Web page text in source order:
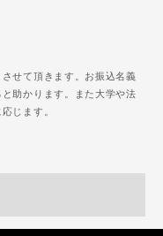
せて頂きます。お振込名義
助かります。また大学や法
じます。